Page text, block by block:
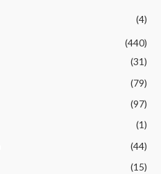
(4)
(440)
(31)
(79)
(97)
(1)
(44)
(15)